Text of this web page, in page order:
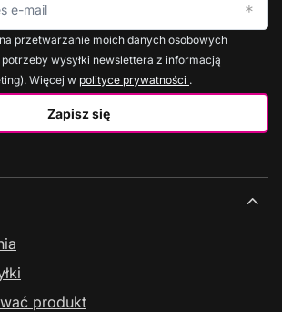
e-mail
Zapisz się
przetwarzanie moich danych osobowych
wysyłki newslettera z informacją
Więcej w polityce prywatności .
produkt